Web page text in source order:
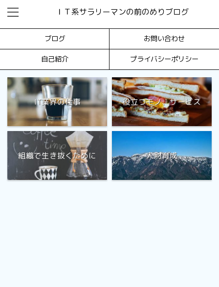
ＩＴ系サラリーマンの前のめりブログ
ブログ お問い合わせ
自己紹介 プライバシーポリシー
IT業界の仕事 役立つモノ、サービス
組織で生き抜くために 人財育成